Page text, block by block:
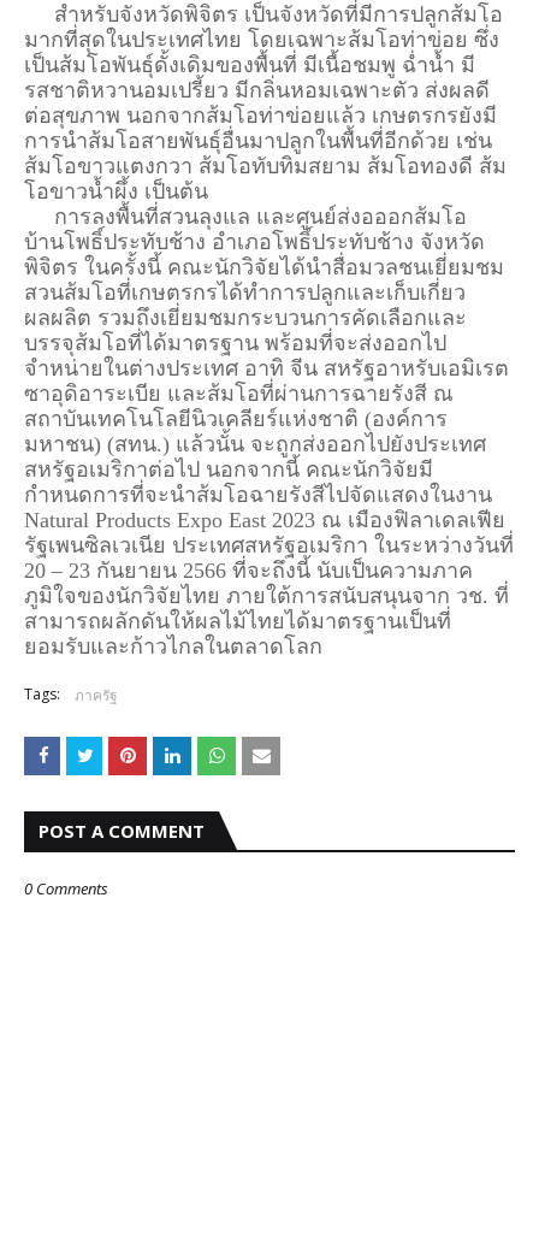
สำหรับจังหวัดพิจิตร เป็นจังหวัดที่มีการปลูกส้มโอ
มากที่สุดในประเทศไทย โดยเฉพาะส้มโอท่าข่อย ซึ่ง
เป็นส้มโอพันธุ์ดั้งเดิมของพื้นที่ มีเนื้อชมพู ฉ่ำน้ำ มี
รสชาติหวานอมเปรี้ยว มีกลิ่นหอมเฉพาะตัว ส่งผลดี
ต่อสุขภาพ นอกจากส้มโอท่าข่อยแล้ว เกษตรกรยังมี
การนำส้มโอสายพันธุ์อื่นมาปลูกในพื้นที่อีกด้วย เช่น
ส้มโอขาวแตงกวา ส้มโอทับทิมสยาม ส้มโอทองดี ส้ม
โอขาวน้ำผึ้ง เป็นต้น
การลงพื้นที่สวนลุงแล และศูนย์ส่งอออกส้มโอ
บ้านโพธิ์ประทับช้าง อำเภอโพธิ์ประทับช้าง จังหวัด
พิจิตร ในครั้งนี้ คณะนักวิจัยได้นำสื่อมวลชนเยี่ยมชม
สวนส้มโอที่เกษตรกรได้ทำการปลูกและเก็บเกี่ยว
ผลผลิต รวมถึงเยี่ยมชมกระบวนการคัดเลือกและ
บรรจุส้มโอที่ได้มาตรฐาน พร้อมที่จะส่งออกไป
จำหน่ายในต่างประเทศ อาทิ จีน สหรัฐอาหรับเอมิเรต
ซาอุดิอาระเบีย และส้มโอที่ผ่านการฉายรังสี ณ
สถาบันเทคโนโลยีนิวเคลียร์แห่งชาติ (องค์การ
มหาชน) (สทน.) แล้วนั้น จะถูกส่งออกไปยังประเทศ
สหรัฐอเมริกาต่อไป นอกจากนี้ คณะนักวิจัยมี
กำหนดการที่จะนำส้มโอฉายรังสีไปจัดแสดงในงาน
Natural Products Expo East 2023 ณ เมืองฟิลาเดลเฟีย
รัฐเพนซิลเวเนีย ประเทศสหรัฐอเมริกา ในระหว่างวันที่
20 – 23 กันยายน 2566 ที่จะถึงนี้ นับเป็นความภาค
ภูมิใจของนักวิจัยไทย ภายใต้การสนับสนุนจาก วช. ที่
สามารถผลักดันให้ผลไม้ไทยได้มาตรฐานเป็นที่
ยอมรับและก้าวไกลในตลาดโลก
Tags: ภาครัฐ
POST A COMMENT
0 Comments